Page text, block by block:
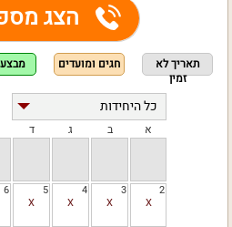
הצג
תאריך לא
זמין
חגים ומועדים
א
ב ג ד
2
3
4
5
6